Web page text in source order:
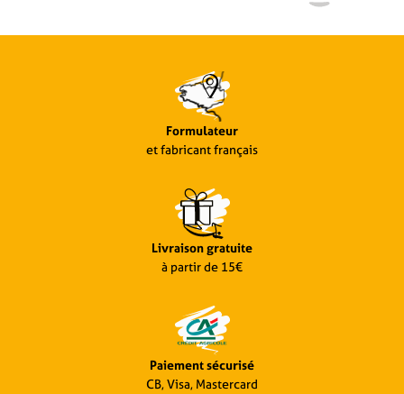
Formulateur
et fabricant français
Livraison gratuite
à partir de 15€
Paiement sécurisé
CB, Visa, Mastercard